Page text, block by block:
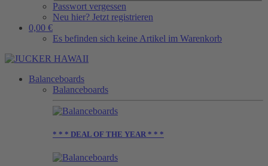
Passwort vergessen
Neu hier? Jetzt registrieren
0,00 €
Es befinden sich keine Artikel im Warenkorb
Balanceboards
Balanceboards
* * * DEAL OF THE YEAR * * *